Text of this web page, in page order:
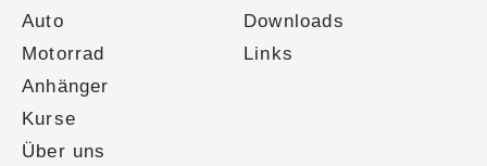
Auto
Motorrad
Anhänger
Kurse
Über uns
Downloads
Links